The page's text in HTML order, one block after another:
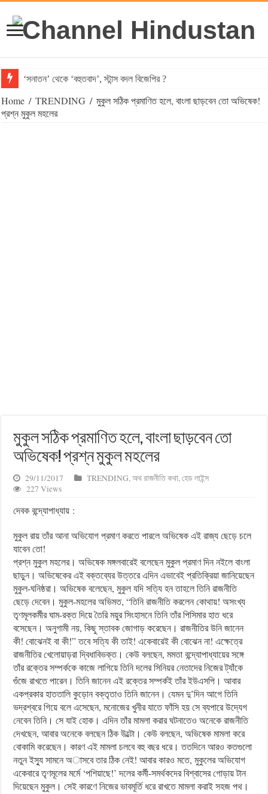
‘সনাতন’ থেকে ‘বহুতবাদ’, স্টান্স বদল বিজেপির ?
Home / TRENDING / মুকুল সঠিক প্রমাণিত হলে, বাংলা ছাড়বেন তো অভিষেক!
প্রশ্ন মুকুল মহলের
মুকুল সঠিক প্রমাণিত হলে, বাংলা ছাড়বেন তো
অভিষেক! প্রশ্ন মুকুল মহলের
29/11/2017 TRENDING,অথ রাজনীতি কথা,হেড লাইন্স
227 Views
দেবক বন্দ্যোপাধ্যায় :
মুকুল রায় তাঁর আনা অভিযোগ প্রমাণ করতে পারলে অভিষেক এই রাজ্য ছেড়ে চলে
যাবেন তো!
প্রশ্ন মুকুল মহলের। অভিষেক মঙ্গলবারেই বলেছেন মুকুল প্রমাণ দিন নইলে বাংলা
ছাড়ুন। অভিষেকের এই বক্তব্যের উত্তরে এদিন এভাবেই প্রতিক্রিয়া জানিয়েছেন
মুকুল-ঘনিষ্ঠরা। অভিষেক বলেছেন, মুকুল যদি সত্যি হন তাহলে তিনি রাজনীতি
ছেড়ে দেবেন। মুকুল-মহলের অভিমত, “তিনি রাজনীতি করলেন কোথায়! অসংখ্য
তৃণমূলকর্মীর ঘাম-রক্ত দিয়ে তৈরি ময়ুর সিংহাসনে তিনি তাঁর পিসিমার হাত ধরে
বসেছেন। অনুগামী নয়, কিছু স্তাবক জোগাড় করেছেন। রাজনীতির উনি জানেন
কী! বোঝেনই বা কী!” তবে সত্যি কী তাই! একেবারেই কী বোঝেন না! এক্ষেত্রে
রাজনীতির খেলোয়াড়রা দ্বিধাবিভক্ত। কেউ বলছেন, মমতা বন্দ্যোপাধ্যায়ের সঙ্গে
তাঁর রক্তের সম্পর্ককে কাজে লাগিয়ে তিনি দলের সিনিয়র নেতাদের নিজের ট্যাঁকে
গুঁজে রাখতে পারেন। তিনি জানেন এই রক্তের সম্পর্কই তাঁর ইউএসপি। আবার
একপ্রকার হাততালি কুড়োন বক্তৃতাও তিনি জানেন। যেমন দু’দিন আগে তিনি
ভদ্রশ্বরে গিয়ে বলে এসেছেন, মনোজের খুনীর যাতে ফাঁসি হয় সে ব্যপারে উদ্যেগ
নেবেন তিনি। সে যাই হোক। এদিন তাঁর মামলা করার ঘটনাতেও অনেকে রাজনীতি
দেখছেন, আবার অনেকে বলছেন ঠিক উল্টো। কেউ বলছেন, অভিষেক মামলা করে
বোকামি করেছেন। কারণ এই মামলা চলবে বহু বছর ধরে। ততদিনে আরও কতগুলো
নতুন ইস্যু সামনে অাসবে তার ঠিক নেই! আবার কারও মতে, মুকুলের অভিযোগ
একেবারে তৃণমূলের মর্মে ‘পশিয়াছে!’ দলের কর্মী-সমর্থকদের বিশ্বাসের গোড়ায় টান
দিয়েছেন মুকুল। সেই কারণে নিজের ভাবমূর্তি ধরে রাখতে মামলা করাই সহজ পথ।